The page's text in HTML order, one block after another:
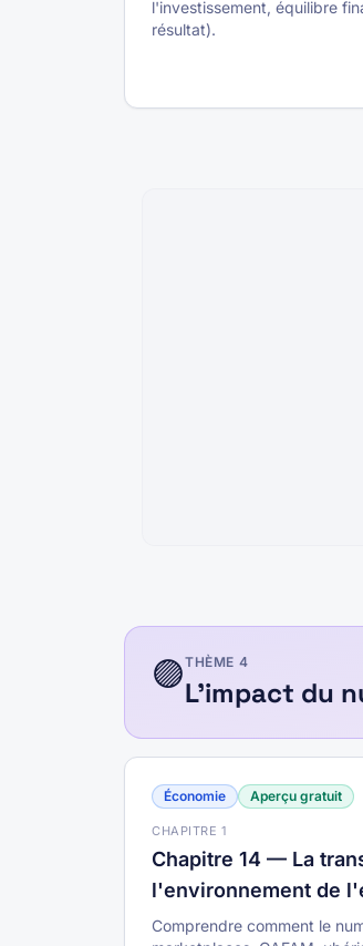
l'investissement, équilibre
résultat).
🟣THÈME 4
L'impact du
Économie Aperçu gratuit
CHAPITRE 1
Chapitre 14 — La
l'environnement de
Comprendre comment le